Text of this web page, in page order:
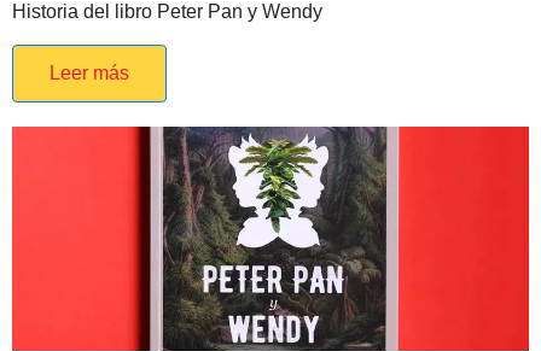
Historia del libro Peter Pan y Wendy
Leer más